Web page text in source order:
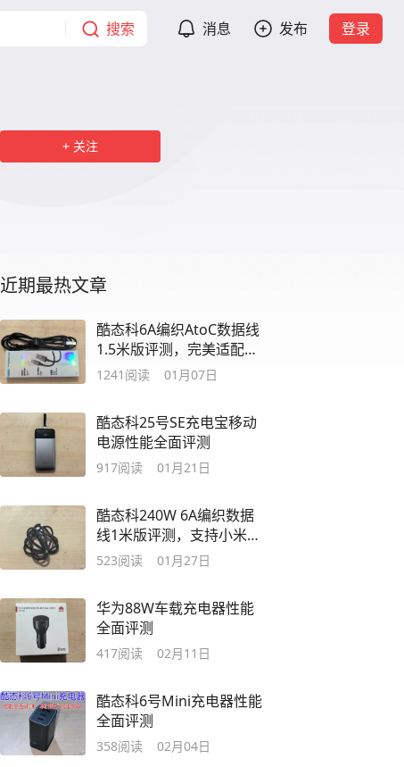
搜索 消息 发布 登录
关注
近期最热文章
酷态科6A编织AtoC数据线
1.5米版评测，完美适配华
为/荣耀
1241 阅读 01月07日
酷态科25号SE充电宝移动
电源性能全面评测
917阅读 01月21日
酷态科240W 6A编织数据
线1米版评测，支持小米
120W快充
523阅读 01月27日
华为88W车载充电器性能
全面评测
417阅读 02月11日
酷态科6号Mini充电器性能
全面评测
358阅读 02月04日